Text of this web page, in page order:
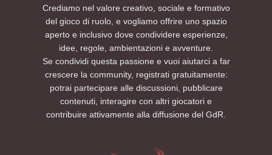
Crediamo nel valore creativo, sociale e formativo
del gioco di ruolo, e vogliamo offrire uno spazio
aperto e inclusivo dove condividere esperienze,
idee, regole, ambientazioni e avventure.
Se condividi questa passione e vuoi aiutarci a far
crescere la community, registrati gratuitamente:
potrai partecipare alle discussioni, pubblicare
contenuti, interagire con altri giocatori e
contribuire attivamente alla diffusione del GdR.